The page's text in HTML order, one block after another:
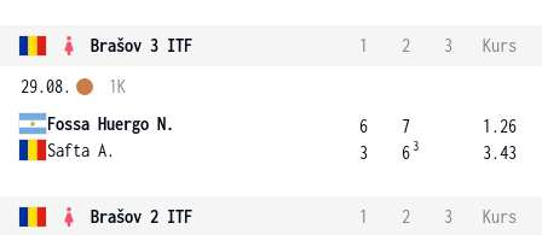
Brašov 3 ITF 1 2 3
Kurs
29.08.
Fossa Huergo N.
Safta A.
1K
6
3
7
6 3
1.26
3.43
Brašov 2 ITF 1 2 3
Kurs